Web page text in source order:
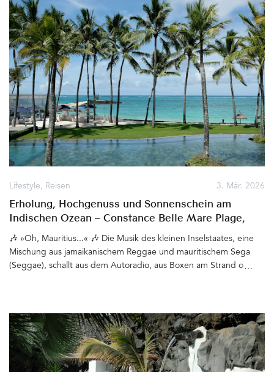
Wasser. Zwischen den Palmen bewegen sich Hängematten leicht
im Wind, Holzliegen, Bänke und gemütliche Sitzgruppen sind
zum Meer hin ausgerichtet. Von hier blickt man hinüber zu Le
Morne Brabant, dem für seine langen weißen Sandstrände
bekannten Berg und weiter bis zum Horizont, wo abends die
Sonne spektakulär im Meer versinkt. &hellip
3. Mär. 2026
Lifestyle, Reisen
Erholung, Hochgenuss und Sonnenschein am
Indischen Ozean – Constance Belle Mare Plage,
Mauritius
🎶 »Oh, Mauritius...« 🎶 Die Musik des kleinen Inselstaates, eine
Mischung aus jamaikanischem Reggae und mauritischem Sega
(Seggae), schallt aus dem Autoradio, aus Boxen am Strand oder
transportieren die Beats und Texte eine Stimmung, die überall auf
Mauritius zu spüren ist. Hier leben Menschen vieler
unterschiedlicher Kulturen friedvoll miteinander. Sie sind
freundlich, hilfsbereit, entspannt. Ein Kellner, mit dem wir uns